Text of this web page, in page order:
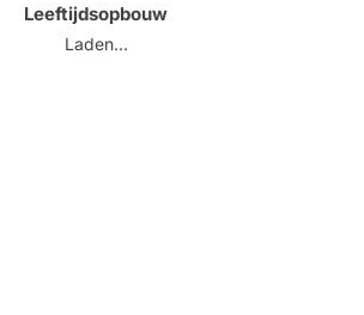
Leeftijdsopbouw
Laden...